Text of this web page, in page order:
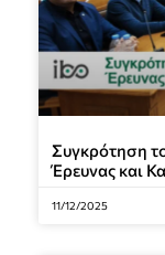
Συγκρότηση
Έρευνας και
11/12/2025